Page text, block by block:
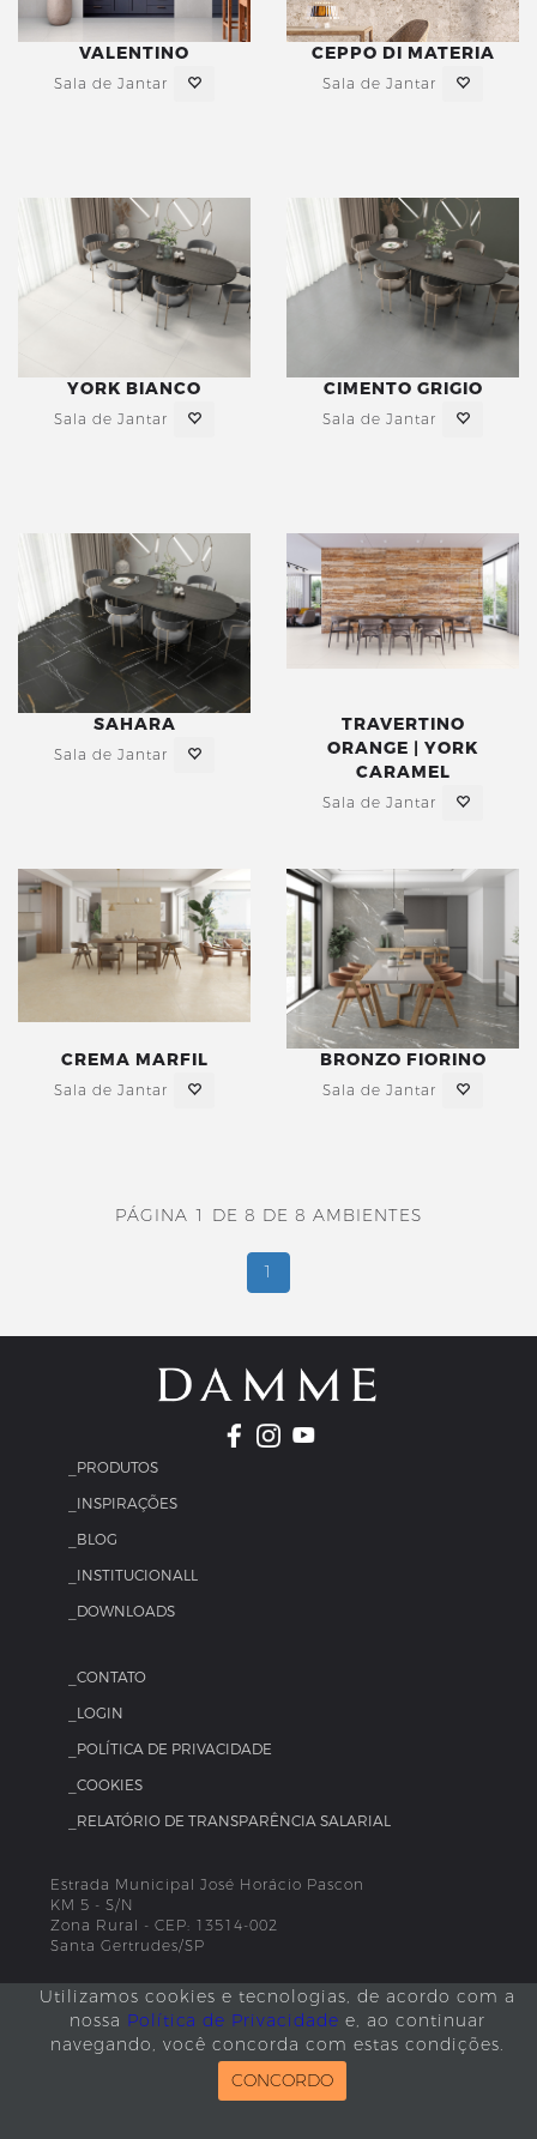
VALENTINO
Sala de Jantar
CEPPO DI MATERIA
Sala de Jantar
YORK BIANCO
Sala de Jantar
CIMENTO GRIGIO
Sala de Jantar
SAHARA
Sala de Jantar
TRAVERTINO
ORANGE | YORK
CARAMEL
Sala de Jantar
CREMA MARFIL
Sala de Jantar
BRONZO FIORINO
Sala de Jantar
PÁGINA 1 DE 8 DE 8 AMBIENTES
1
_PRODUTOS
_INSPIRAÇÕES
_BLOG
_INSTITUCIONALL
_DOWNLOADS
_CONTATO
_LOGIN
_POLÍTICA DE PRIVACIDADE
_COOKIES
_RELATÓRIO DE TRANSPARÊNCIA SALARIAL
Estrada Municipal José Horácio Pascon
KM 5 - S/N
Zona Rural - CEP: 13514-002
Santa Gertrudes/SP
+55 19 3545-8700
Utilizamos cookies e tecnologias, de acordo com a
nossa Política de Privacidade e, ao continuar
navegando, você concorda com estas condições.
CONCORDO